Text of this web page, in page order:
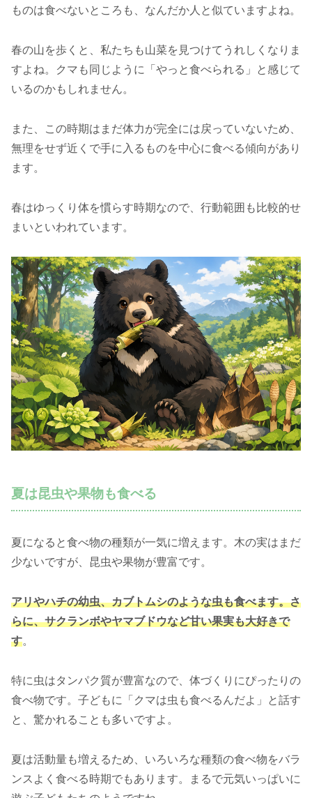
ものは食べないところも、なんだか人と似ていますよね。
春の山を歩くと、私たちも山菜を見つけてうれしくなりま
すよね。クマも同じように「やっと食べられる」と感じて
いるのかもしれません。
また、この時期はまだ体力が完全には戻っていないため、
無理をせず近くで手に入るものを中心に食べる傾向があり
ます。
春はゆっくり体を慣らす時期なので、行動範囲も比較的せ
まいといわれています。
夏は昆虫や果物も食べる
夏になると食べ物の種類が一気に増えます。木の実はまだ
少ないですが、昆虫や果物が豊富です。
アリやハチの幼虫、カブトムシのような虫も食べます。さ
らに、サクランボやヤマブドウなど甘い果実も大好きで
す。
特に虫はタンパク質が豊富なので、体づくりにぴったりの
食べ物です。子どもに「クマは虫も食べるんだよ」と話す
と、驚かれることも多いですよ。
夏は活動量も増えるため、いろいろな種類の食べ物をバラ
ンスよく食べる時期でもあります。まるで元気いっぱいに